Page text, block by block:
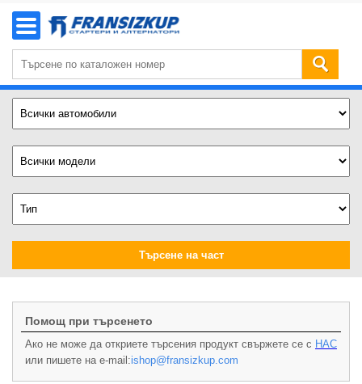
Търсене на част
Помощ при търсенето
Ако не може да откриете търсения продукт свържете се с НАС
или пишете на e-mail:ishop@fransizkup.com